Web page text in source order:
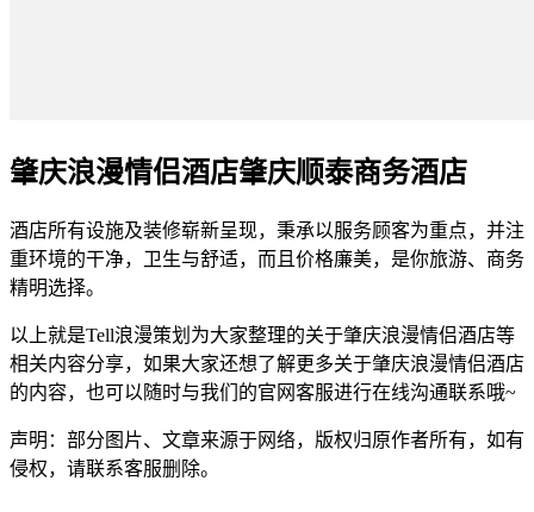
肇庆浪漫情侣酒店肇庆顺泰商务酒店
酒店所有设施及装修崭新呈现，秉承以服务顾客为重点，并注
重环境的干净，卫生与舒适，而且价格廉美，是你旅游、商务
精明选择。
以上就是Tell浪漫策划为大家整理的关于肇庆浪漫情侣酒店等
相关内容分享，如果大家还想了解更多关于肇庆浪漫情侣酒店
的内容，也可以随时与我们的官网客服进行在线沟通联系哦~
声明：部分图片、文章来源于网络，版权归原作者所有，如有
侵权，请联系客服删除。